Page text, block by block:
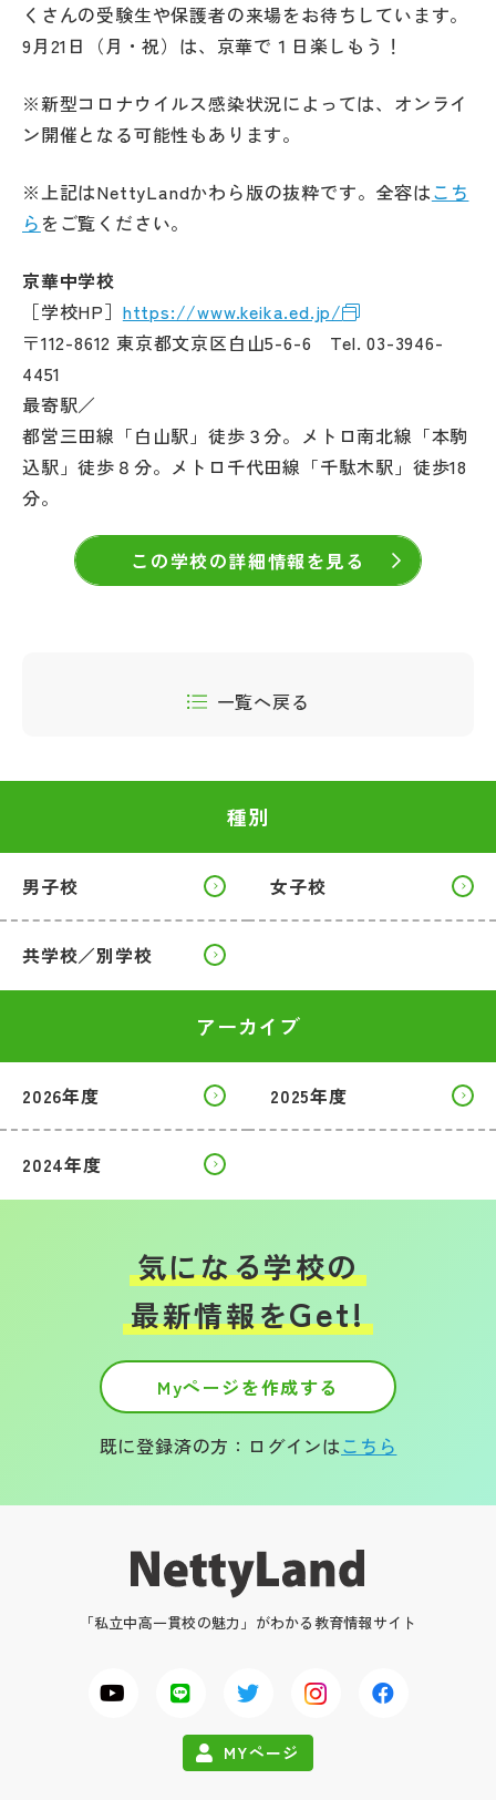
サイトマップ
運営会社
くさんの受験生や保護者の来場をお待ちしています。
9月21日（月・祝）は、京華で１日楽しもう！
※新型コロナウイルス感染状況によっては、オンライ
ン開催となる可能性もあります。
※上記はNettyLandかわら版の抜粋です。全容はこち
ら をご覧ください。
京華中学校
［学校HP］ https://www.keika.ed.jp/
〒112-8612 東京都文京区白山5-6-6 Tel. 03-3946-
4451
最寄駅／
都営三田線「白山駅」徒歩３分。メトロ南北線「本駒
込駅」徒歩８分。メトロ千代田線「千駄木駅」徒歩18
分。
この学校の詳細情報を見る
一覧へ戻る
種別
男子校 女子校
共学校／別学校
アーカイブ
2026年度 2025年度
2024年度
気になる学校の
最新情報をGet!
Myページを作成する
既に登録済の方：ログインはこちら
「私立中高一貫校の魅力」がわかる教育情報サイト
MYページ